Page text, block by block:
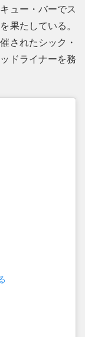
ュー・バーでス
果たしている。
されたシック・
ドライナーを務